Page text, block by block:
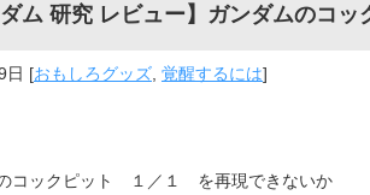
ダム 研究 レビュー】ガンダムの
日 [おもしろグッズ 覚醒するには]
コックピット １／１ を再現できないか